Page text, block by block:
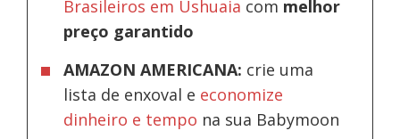
Brasileiros em Ushuaia com melhor
preço garantido
AMAZON AMERICANA: crie uma
lista de enxoval e economize
dinheiro e tempo na sua Babymoon